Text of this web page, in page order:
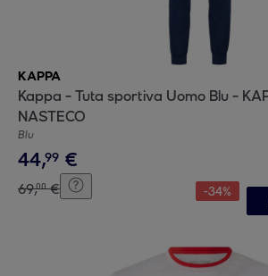
KAPPA
Kappa - Tuta sportiva Uomo Blu -
NASTECO
Blu
44,99 €
69,00 € -34%